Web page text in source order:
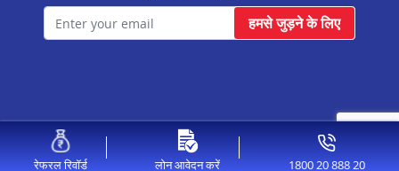
रेफरल रिवॉर्ड लोन आवेदन करें 1800 20 888 20
हमसे जुड़ने के लिए
© 2026 Aavas Financiers Ltd, All Rights Reserved.